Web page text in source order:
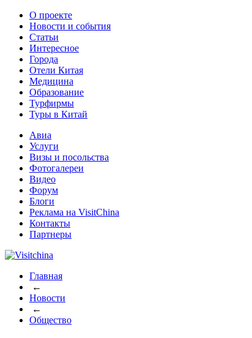
О проекте
Новости и события
Статьи
Интересное
Города
Отели Китая
Медицина
Образование
Турфирмы
Туры в Китай
Авиа
Услуги
Визы и посольства
Фотогалереи
Видео
Форум
Блоги
Реклама на VisitChina
Контакты
Партнеры
Главная
←
Новости
←
Общество